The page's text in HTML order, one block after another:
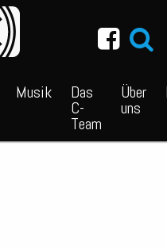
Musik Das
C-
Team
Über
uns